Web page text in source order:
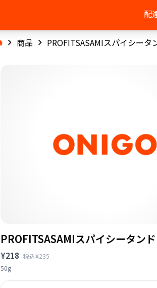
配
商品 PROFITSASAMIスパイシータ
PROFITSASAMIスパイシータン
¥218 税込¥235
50g